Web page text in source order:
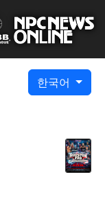
한국어